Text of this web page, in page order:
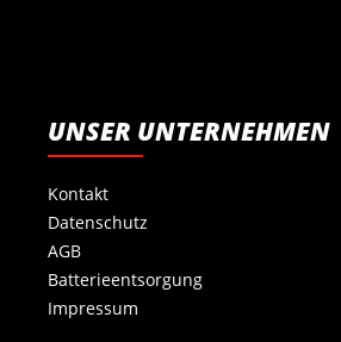
UNSER UNTERNEHMEN
Kontakt
Datenschutz
AGB
Batterieentsorgung
Impressum